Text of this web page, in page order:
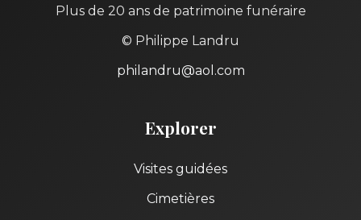
Plus de 20 ans de patrimoine funéraire
© Philippe Landru
philandru@aol.com
Explorer
Visites guidées
Cimetières